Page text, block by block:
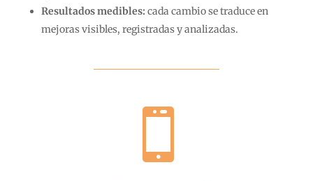
Resultados medibles: cada cambio se traduce en
mejoras visibles, registradas y analizadas.
